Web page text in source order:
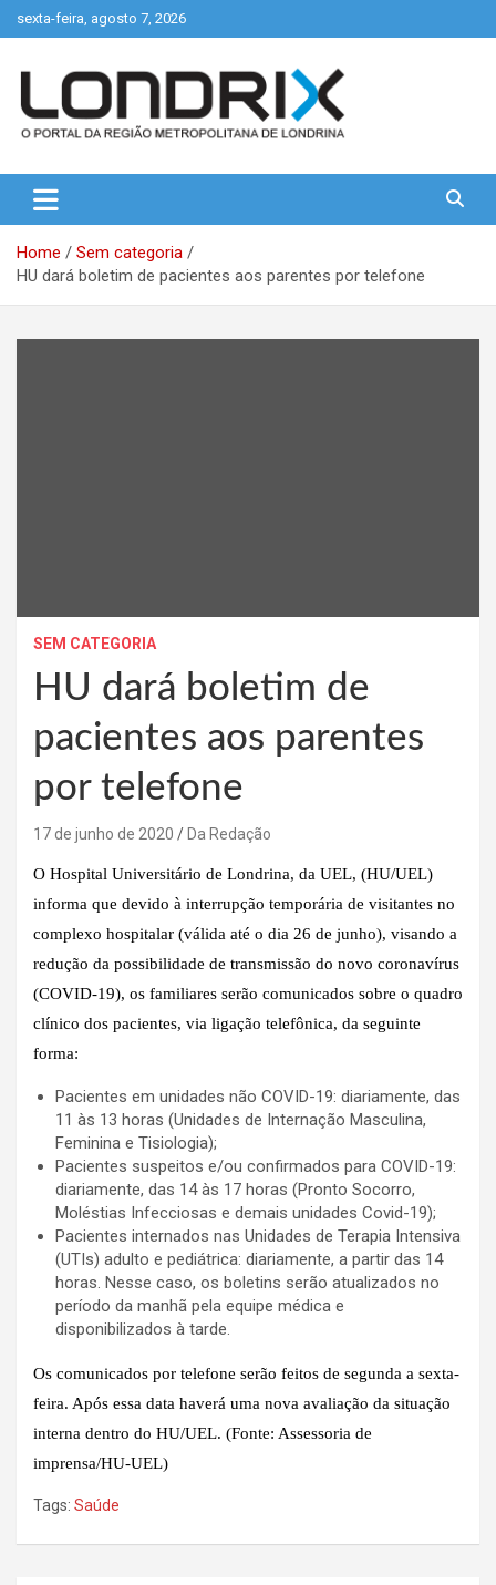
to
sexta-feira, agosto 7, 2026
Londrix
Home
Sem categoria
HU dará boletim de pacientes aos parentes por telefone
SEM CATEGORIA
HU dará boletim de
pacientes aos parentes
por telefone
17 de junho de 2020 Da Redação
O Hospital Universitário de Londrina, da UEL, (HU/UEL)
informa que devido à interrupção temporária de visitantes no
complexo hospitalar (válida até o dia 26 de junho), visando a
redução da possibilidade de transmissão do novo coronavírus
(COVID-19), os familiares serão comunicados sobre o quadro
clínico dos pacientes, via ligação telefônica, da seguinte
forma:
Pacientes em unidades não COVID-19: diariamente, das
11 às 13 horas (Unidades de Internação Masculina,
Feminina e Tisiologia);
Pacientes suspeitos e/ou confirmados para COVID-19:
diariamente, das 14 às 17 horas (Pronto Socorro,
Moléstias Infecciosas e demais unidades Covid-19);
Pacientes internados nas Unidades de Terapia Intensiva
(UTIs) adulto e pediátrica: diariamente, a partir das 14
horas. Nesse caso, os boletins serão atualizados no
período da manhã pela equipe médica e
disponibilizados à tarde.
Os comunicados por telefone serão feitos de segunda a sexta-
feira. Após essa data haverá uma nova avaliação da situação
interna dentro do HU/UEL. (Fonte: Assessoria de
imprensa/HU-UEL)
Tags: Saúde